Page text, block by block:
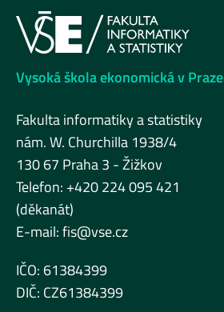
Vysoká škola ekonomická v Praze
Fakulta informatiky a statistiky
nám. W. Churchilla 1938/4
130 67 Praha 3 - Žižkov
Telefon: +420 224 095 421
(děkanát)
E-mail:fis@vse.cz
IČO: 61384399
DIČ: CZ61384399